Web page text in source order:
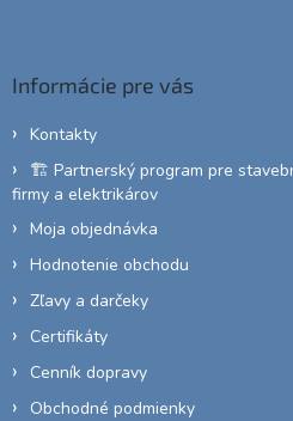
Informácie pre vás
Kontakty
🏗️ Partnerský program pre
firmy a elektrikárov
Moja objednávka
Hodnotenie obchodu
Zľavy a darčeky
Certifikáty
Cenník dopravy
Obchodné podmienky